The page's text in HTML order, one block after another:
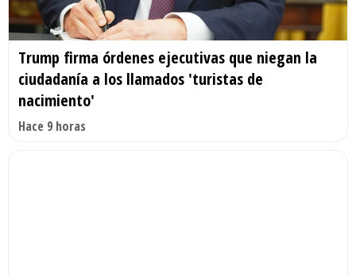
Trump firma órdenes ejecutivas que niegan la
ciudadanía a los llamados 'turistas de
nacimiento'
Hace 9 horas